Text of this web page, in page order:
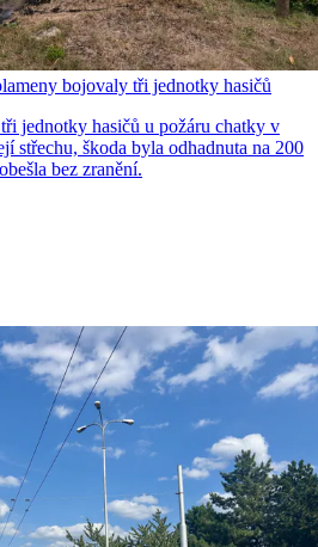
bojovaly tři jednotky hasičů
jednotky hasičů u požáru chatky v
střechu, škoda byla odhadnuta na 200
bez zranění.